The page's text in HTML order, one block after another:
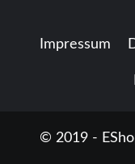
Impressum
© 2019 -